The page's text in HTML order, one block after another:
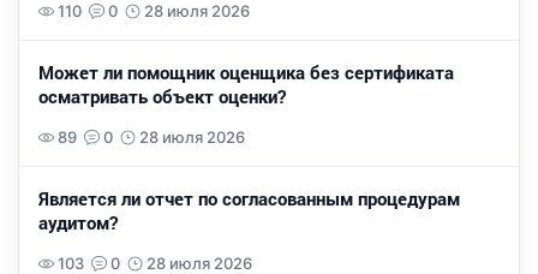
110 0 28 июля 2026
Может ли помощник оценщика без сертификата
осматривать объект оценки?
89 0 28 июля 2026
Является ли отчет по согласованным процедурам
аудитом?
103 0 28 июля 2026